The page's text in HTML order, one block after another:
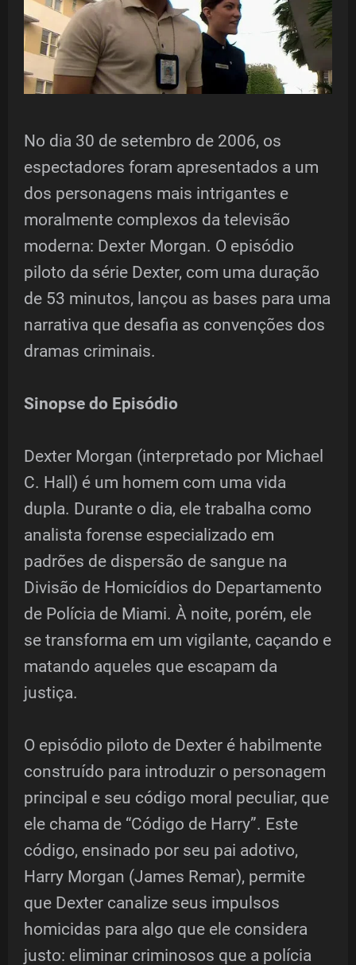
No dia 30 de setembro de 2006, os
espectadores foram apresentados a um
dos personagens mais intrigantes e
moralmente complexos da televisão
moderna: Dexter Morgan. O episódio
piloto da série Dexter, com uma duração
de 53 minutos, lançou as bases para uma
narrativa que desafia as convenções dos
dramas criminais.
Sinopse do Episódio
Dexter Morgan (interpretado por Michael
C. Hall) é um homem com uma vida
dupla. Durante o dia, ele trabalha como
analista forense especializado em
padrões de dispersão de sangue na
Divisão de Homicídios do Departamento
de Polícia de Miami. À noite, porém, ele
se transforma em um vigilante, caçando e
matando aqueles que escapam da
justiça.
O episódio piloto de Dexter é habilmente
construído para introduzir o personagem
principal e seu código moral peculiar, que
ele chama de “Código de Harry”. Este
código, ensinado por seu pai adotivo,
Harry Morgan (James Remar), permite
que Dexter canalize seus impulsos
homicidas para algo que ele considera
justo: eliminar criminosos que a polícia